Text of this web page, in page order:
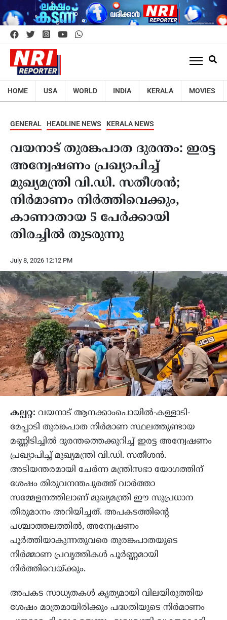
HOME USA WORLD INDIA KERALA MOVIES
GENERAL HEADLINE NEWS KERALA NEWS
വയനാട് തുരങ്കപാത ദുരന്തം: ഇരട്ട
അന്വേഷണം പ്രഖ്യാപിച്ച്
മുഖ്യമന്ത്രി വി.ഡി. സതീശൻ;
നിർമാണം നിർത്തിവെക്കും,
കാണാതായ 5 പേർക്കായി
തിരച്ചിൽ തുടരുന്നു
July 8, 2026 12:12 PM
കല്പറ്റ: വയനാട് ആനക്കാംപൊയിൽ-കള്ളാടി-
മേപ്പാടി തുരങ്കപാത നിർമാണ സ്ഥലത്തുണ്ടായ
മണ്ണിടിച്ചിൽ ദുരന്തത്തെക്കുറിച്ച് ഇരട്ട അന്വേഷണം
പ്രഖ്യാപിച്ച് മുഖ്യമന്ത്രി വി.ഡി. സതീശൻ.
അടിയന്തരമായി ചേർന്ന മന്ത്രിസഭാ യോഗത്തിന്
ശേഷം തിരുവനന്തപുരത്ത് വാർത്താ
സമ്മേളനത്തിലാണ് മുഖ്യമന്ത്രി ഈ സുപ്രധാന
തീരുമാനം അറിയിച്ചത്. അപകടത്തിൻ്റെ
പശ്ചാത്തലത്തിൽ, അന്വേഷണം
പൂർത്തിയാകുന്നതുവരെ തുരങ്കപാതയുടെ
നിർമ്മാണ പ്രവൃത്തികൾ പൂർണ്ണമായി
നിർത്തിവെയ്ക്കും.
അപകട സാധ്യതകൾ കൃത്യമായി വിലയിരുത്തിയ
ശേഷം മാത്രമായിരിക്കും പദ്ധതിയുടെ നിർമാണം